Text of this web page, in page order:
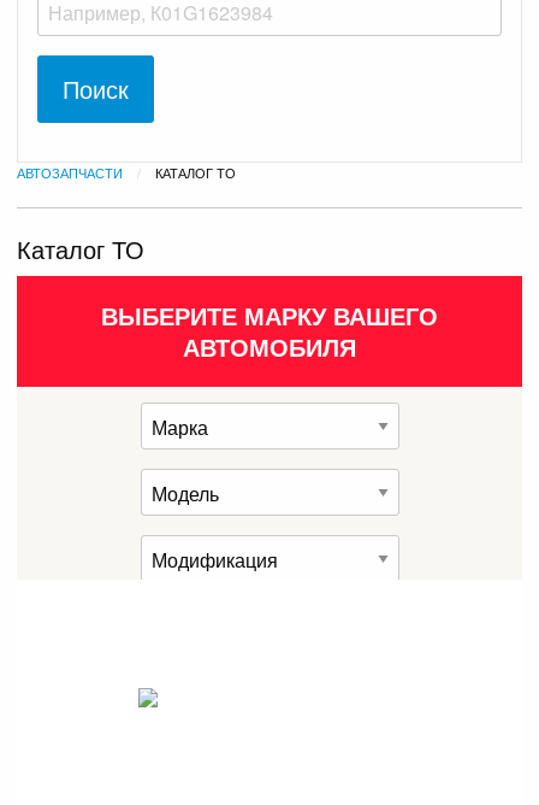
АВТОЗАПЧАСТИ ТЕКУЩАЯ:
КАТАЛОГ ТО
Каталог ТО
ВЫБЕРИТЕ МАРКУ ВАШЕГО
АВТОМОБИЛЯ